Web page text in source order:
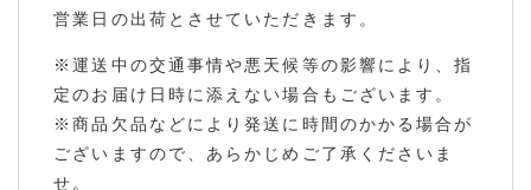
営業日の出荷とさせていただきます。
※運送中の交通事情や悪天候等の影響により、指
定のお届け日時に添えない場合もございます。
※商品欠品などにより発送に時間のかかる場合が
ございますので、あらかじめご了承くださいま
せ。